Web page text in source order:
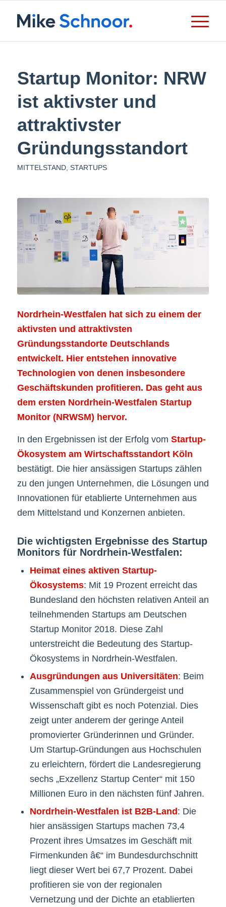
Startup Monitor: NRW
ist aktivster und
attraktivster
Gründungsstandort
MITTELSTAND, STARTUPS
Nordrhein-Westfalen hat sich zu einem der
aktivsten und attraktivsten
Gründungsstandorte Deutschlands
entwickelt. Hier entstehen innovative
Technologien von denen insbesondere
Geschäftskunden profitieren. Das geht aus
dem ersten Nordrhein-Westfalen Startup
Monitor (NRWSM) hervor.
In den Ergebnissen ist der Erfolg vom Startup-
Ökosystem am Wirtschaftsstandort Köln
bestätigt. Die hier ansässigen Startups zählen
zu den jungen Unternehmen, die Lösungen und
Innovationen für etablierte Unternehmen aus
dem Mittelstand und Konzernen anbieten.
Die wichtigsten Ergebnisse des Startup
Monitors für Nordrhein-Westfalen:
Heimat eines aktiven Startup-
Ökosystems: Mit 19 Prozent erreicht das
Bundesland den höchsten relativen Anteil an
teilnehmenden Startups am Deutschen
Startup Monitor 2018. Diese Zahl
unterstreicht die Bedeutung des Startup-
Ökosystems in Nordrhein-Westfalen.
Ausgründungen aus Universitäten: Beim
Zusammenspiel von Gründergeist und
Wissenschaft gibt es noch Potenzial. Dies
zeigt unter anderem der geringe Anteil
promovierter Gründerinnen und Gründer.
Um Startup-Gründungen aus Hochschulen
zu erleichtern, fördert die Landesregierung
sechs „Exzellenz Startup Center“ mit 150
Millionen Euro in den nächsten fünf Jahren.
Nordrhein-Westfalen ist B2B-Land : Die
hier ansässigen Startups machen 73,4
Prozent ihres Umsatzes im Geschäft mit
Firmenkunden â€“ im Bundesdurchschnitt
liegt dieser Wert bei 67,7 Prozent. Dabei
profitieren sie von der regionalen
Vernetzung und der Dichte an etablierten